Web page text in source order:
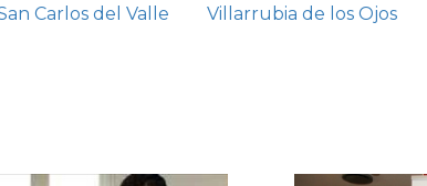
Carlos del Valle Villarrubia de los Ojos